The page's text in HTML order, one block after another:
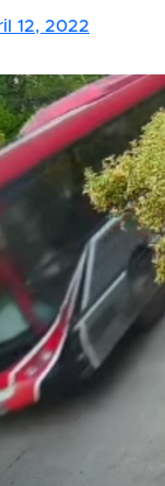
12, 2022